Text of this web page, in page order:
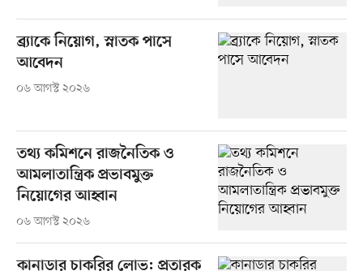
ব্র্যাকে নিয়োগ, স্নাতক পাসে
আবেদন
০৬ আগস্ট ২০২৬
তথ্য কমিশনে রাজনৈতিক ও
আমলাতান্ত্রিক প্রভাবমুক্ত
নিয়োগের আহ্বান
০৬ আগস্ট ২০২৬
কানাডার চাকরির লোভ: প্রতারক